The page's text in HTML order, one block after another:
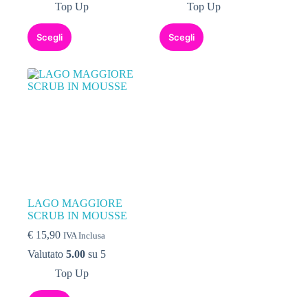
Top Up
Scegli
Top Up
Scegli
LAGO MAGGIORE
SCRUB IN MOUSSE
€ 15,90 IVA Inclusa
Valutato 5.00 su 5
Top Up